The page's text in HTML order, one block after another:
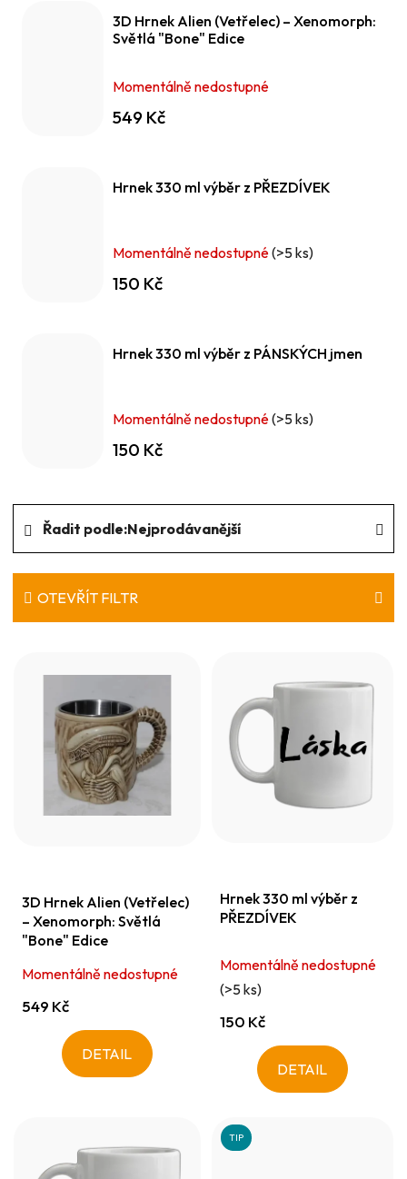
3D Hrnek Alien (Vetřelec) – Xenomorph:
Světlá "Bone" Edice
Momentálně nedostupné
549 Kč
Hrnek 330 ml výběr z PŘEZDÍVEK
Momentálně nedostupné(>5 ks)
150 Kč
Hrnek 330 ml výběr z PÁNSKÝCH jmen
Momentálně nedostupné(>5 ks)
150 Kč
Ř
a
z
e
n
Řadit podle:Nejprodávanější
OTEVŘÍT FILTR
u
k
ů
3D Hrnek Alien (Vetřelec)
– Xenomorph: Světlá
"Bone" Edice
Momentálně nedostupné
549 Kč
DETAIL
Hrnek 330 ml výběr z
PŘEZDÍVEK
Momentálně nedostupné
(>5 ks)
150 Kč
DETAIL
TIP